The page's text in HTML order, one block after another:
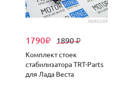
RS4026F
1790₽ 1890₽
Комплект стоек
стабилизатора TRT-Parts
для Лада Веста